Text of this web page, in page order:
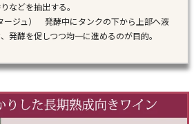
などを抽出する。
ジュ） 発酵中にタンクの下から上部へ液
発酵を促しつつ均一に進めるのが目的。